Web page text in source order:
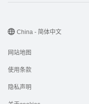
网站地图
使用条款
隐私声明
China - 简体中文